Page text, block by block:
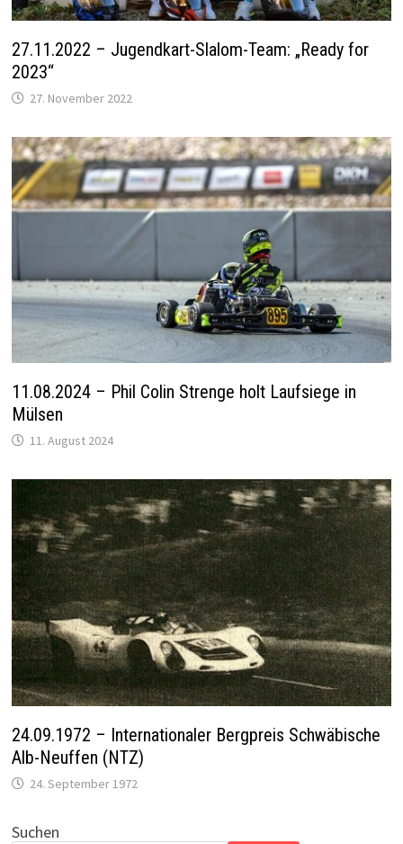
27.11.2022 – Jugendkart-Slalom-Team: „Ready for
2023“
27. November 2022
11.08.2024 – Phil Colin Strenge holt Laufsiege in
Mülsen
11. August 2024
24.09.1972 – Internationaler Bergpreis Schwäbische
Alb-Neuffen (NTZ)
24. September 1972
Suchen